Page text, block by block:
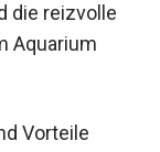
die reizvolle
Aquarium
Vorteile